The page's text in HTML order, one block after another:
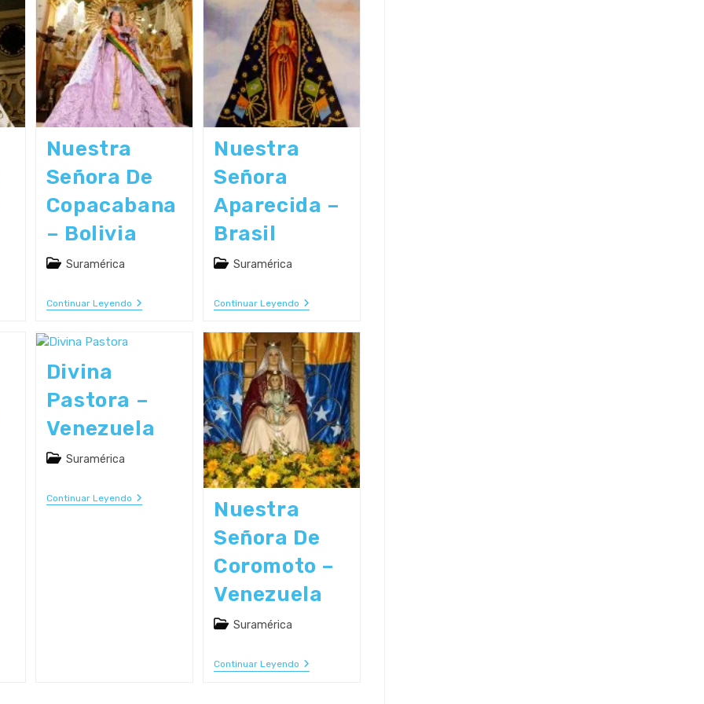
Y
Tres
–
Uruguay
De
Caacupé
–
Paraguay
Nuestra
Señora De
Copacabana
– Bolivia
Categoría
entrada:
Suramérica
Continuar LeyendoNuestra
Nuestra
Señora
Aparecida –
Brasil
Categoría
entrada:
Suramérica
Continuar LeyendoNuestra
–
Brasil
Divina
Pastora –
Venezuela
Categoría
entrada:
Suramérica
Continuar LeyendoDivina
Nuestra
Señora De
Coromoto –
Venezuela
Categoría
entrada:
Suramérica
Continuar LeyendoNuestra
Señora